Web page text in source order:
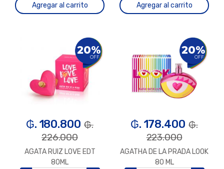
Agregar al carrito Agregar al carrito
20%
OFF
₲. 180.800 ₲.
226.000
AGATA RUIZ LOVE EDT
80ML
20%
OFF
₲. 178.400 ₲.
223.000
AGATHA DE LA PRADA LOOK
80 ML